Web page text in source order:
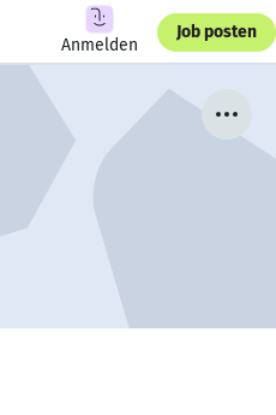
Anmelden
Job posten